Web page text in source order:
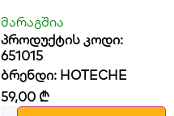
მარაგშია
პროდუქტის კოდი:
651015
ბრენდი: HOTECHE
59,00 ₾